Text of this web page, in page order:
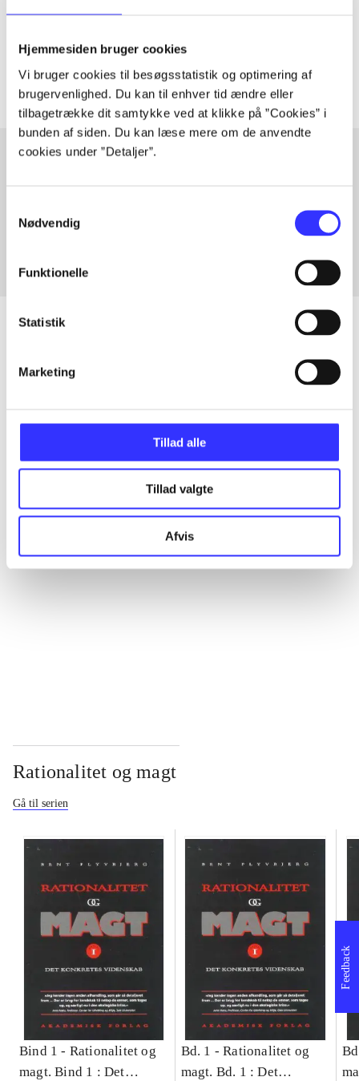
Hjemmesiden bruger cookies
Vi bruger cookies til besøgsstatistik og optimering af
brugervenlighed. Du kan til enhver tid ændre eller
tilbagetrække dit samtykke ved at klikke på ”Cookies” i
bunden af siden. Du kan læse mere om de anvendte
cookies under ”Detaljer”.
Nødvendig
Funktionelle
Statistik
Marketing
Tillad alle
Tillad valgte
Afvis
Artiklerne i handler ofte om
Fra
Artikler
Rationalitet og magt
Gå til serien
Bind 1 - Rationalitet og
magt. Bind 1 : Det
Bd. 1 -Rationalitet og
magt. Bd. 1 : Det
Feedback